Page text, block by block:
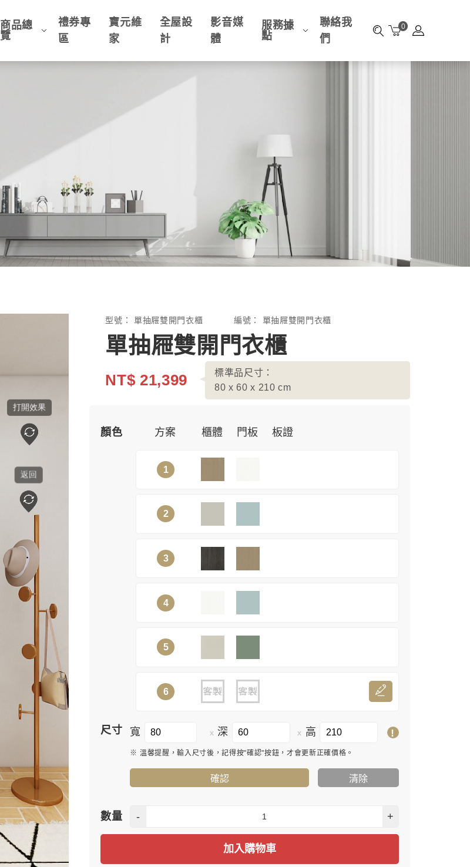
商品總
覽
禮券專
區
寶元維
家
全屋設
計
影音媒
體
服務據
點
聯絡我
們
0
型號： 單抽屜雙開門衣櫃 編號： 單抽屜雙開門衣櫃
單抽屜雙開門衣櫃
NT$ 21,399
標準品尺寸：
80 x 60 x 210cm
顏色 方案 櫃體 門板 板證
1
2
3
4
5
6
尺寸 寬 x 深 x 高 !
※ 溫馨提醒，輸入尺寸後，記得按"確認"按鈕，才會更新正確價格。
確認 清除
數量 - +
加入購物車